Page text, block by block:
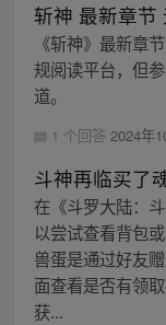
斩神 最新章节
《斩神》最新章
规阅读平台，但
道。
1 个回答 2024年
斗神再临买了
在《斗罗大陆：
以尝试查看背包
兽蛋是通过好友
面查看是否有领
获...